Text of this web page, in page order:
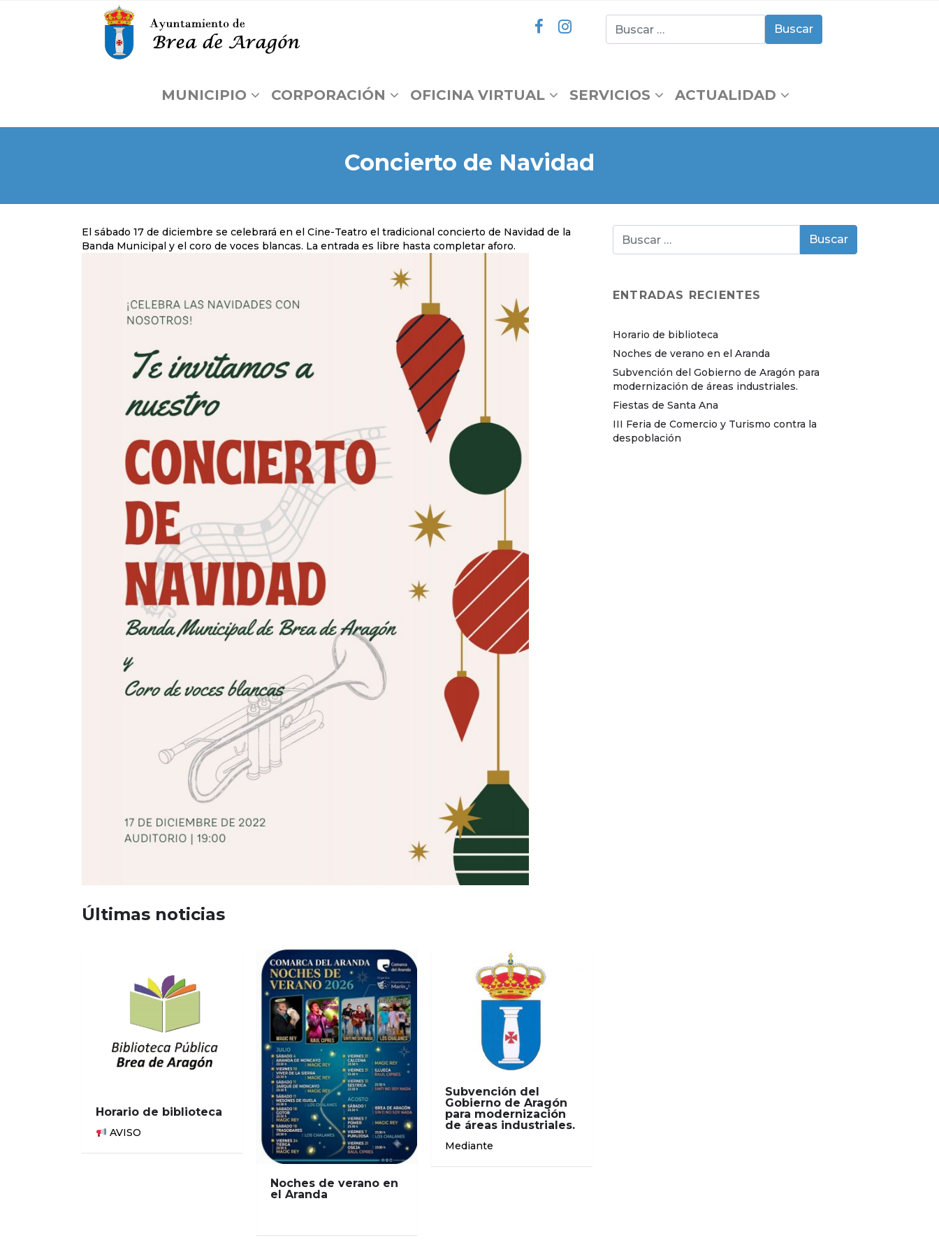
MUNICIPIO CORPORACIÓN OFICINA VIRTUAL SERVICIOS ACTUALIDAD
Concierto de Navidad
El sábado 17 de diciembre se celebrará en el Cine-Teatro el tradicional concierto de Navidad de la
Banda Municipal y el coro de voces blancas. La entrada es libre hasta completar aforo.
Últimas noticias
Horario de biblioteca
AVISO
Noches de verano en
el Aranda
Subvención del
Gobierno de Aragón
para modernización
de áreas industriales.
Mediante
ENTRADAS RECIENTES
Horario de biblioteca
Noches de verano en el Aranda
Subvención del Gobierno de Aragón para
modernización de áreas industriales.
Fiestas de Santa Ana
III Feria de Comercio y Turismo contra la
despoblación